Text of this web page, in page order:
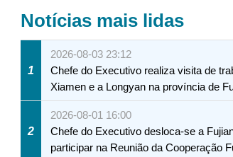
Notícias mais lidas
1
2026-08-03 23:12
Chefe do Executivo realiza visita de
Xiamen e a Longyan na província de
2
2026-08-01 16:00
Chefe do Executivo desloca-se a
participar na Reunião da Cooperação